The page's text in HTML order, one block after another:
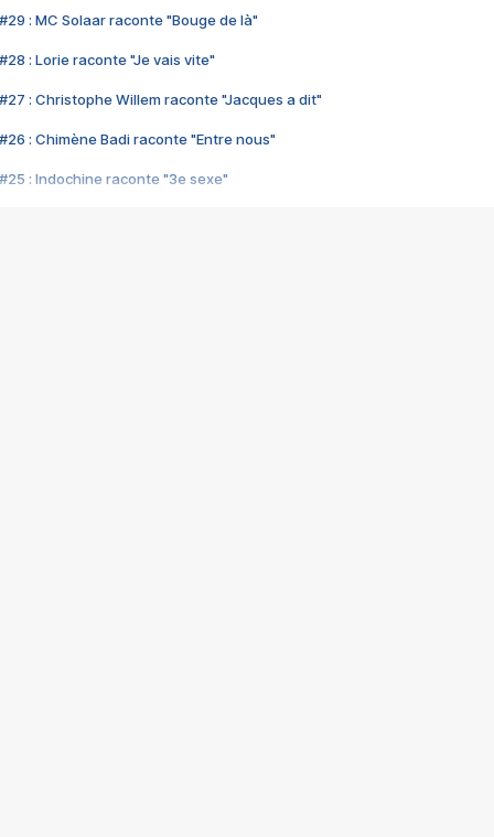
#29 : MC Solaar raconte "Bouge de là"
#28 : Lorie raconte "Je vais vite"
#27 : Christophe Willem raconte "Jacques a dit"
#26 : Chimène Badi raconte "Entre nous"
#25 : Indochine raconte "3e sexe"